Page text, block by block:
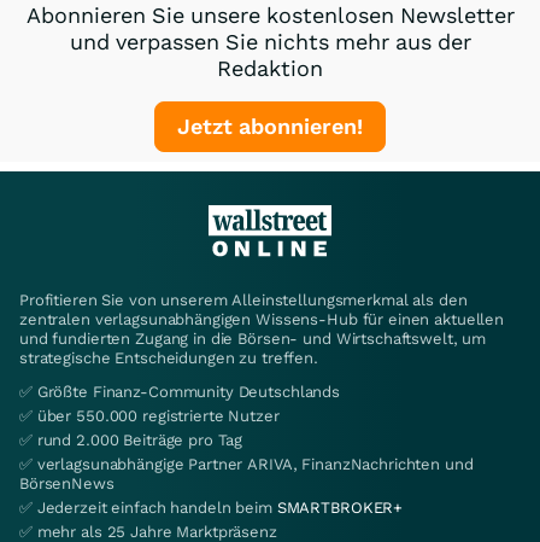
Abonnieren Sie unsere kostenlosen Newsletter
und verpassen Sie nichts mehr aus der
Redaktion
Jetzt abonnieren!
Profitieren Sie von unserem Alleinstellungsmerkmal als den
zentralen verlagsunabhängigen Wissens-Hub für einen aktuellen
und fundierten Zugang in die Börsen- und Wirtschaftswelt, um
strategische Entscheidungen zu treffen.
✅ Größte Finanz-Community Deutschlands
✅ über 550.000 registrierte Nutzer
✅ rund 2.000 Beiträge pro Tag
✅ verlagsunabhängige Partner ARIVA, FinanzNachrichten und
BörsenNews
✅ Jederzeit einfach handeln beim SMARTBROKER+
✅ mehr als 25 Jahre Marktpräsenz